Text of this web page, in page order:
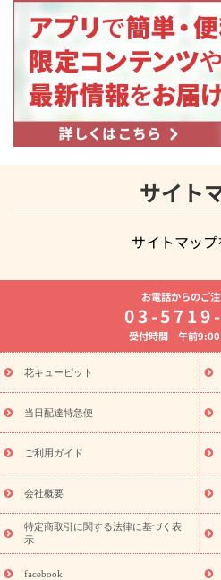
サイト
サイトマッ
よく贈られる花
お祝いの花特
8月の誕生花(トルコキキョウ)
開
お供え・お悔やみ お
通夜・葬儀に贈
ーブドフラワー
季節のイベント
特集
お盆 花（新盆・初盆） 季
盆・初盆）
お盆 花（新盆・初盆）
フト
お盆・お供え プリザーブドフ
レゼント特集
夏の花贈り・お中
敬老の日におくる花ギフト・プレ
花ギフト・プレゼント特集
敬老の
老の日 花鉢植えのギフト・プレゼン
フト・プレゼント特集
敬老の日の
ペーン
映画『ウォーターガーディ
「きょう誕生日なんです」キャン
誕生日フラワーギフト 誕生日フラ
お電話からのご注
03-
受付時間 午前9:00
花キューピット
当日配達特急便
ご利用ガイド
会社概要
特定商取引に関する法律に基づく表
示
facebook